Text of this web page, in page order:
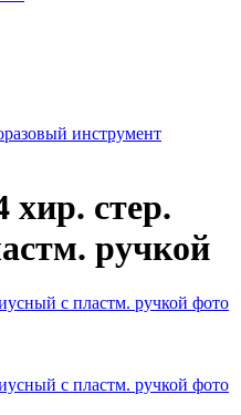
инструмент
стер.
ручкой